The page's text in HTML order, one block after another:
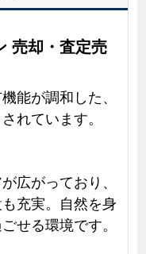
売却・査定売
能が調和した、
れています。
広がっており、
充実。自然を身
せる環境です。